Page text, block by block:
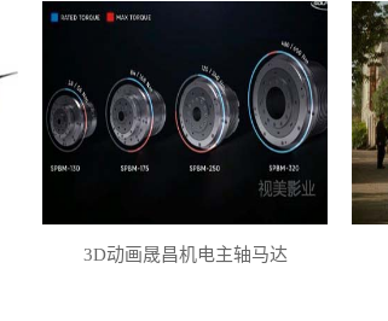
3D动画晟昌机电主轴马达